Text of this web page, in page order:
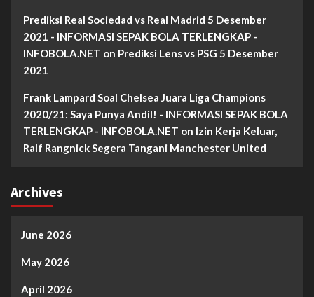
Prediksi Real Sociedad vs Real Madrid 5 Desember
2021 - INFORMASI SEPAK BOLA TERLENGKAP -
INFOBOLA.NET on Prediksi Lens vs PSG 5 Desember
2021
Frank Lampard Soal Chelsea Juara Liga Champions
2020/21: Saya Punya Andil! - INFORMASI SEPAK BOLA
TERLENGKAP - INFOBOLA.NET on Izin Kerja Keluar,
Ralf Rangnick Segera Tangani Manchester United
Archives
June 2026
May 2026
April 2026